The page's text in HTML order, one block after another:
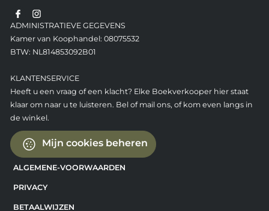
ADMINISTRATIEVE GEGEVENS
Kamer van Koophandel: 08075532
BTW: NL814853092B01
KLANTENSERVICE
Heeft u een vraag of een klacht? Elke Boekverkooper hier staat
klaar om naar u te luisteren. Bel of mail ons, of kom even langs in
de winkel.
Mijn cookies beheren
ALGEMENE-VOORWAARDEN
PRIVACY
BETAALWIJZEN